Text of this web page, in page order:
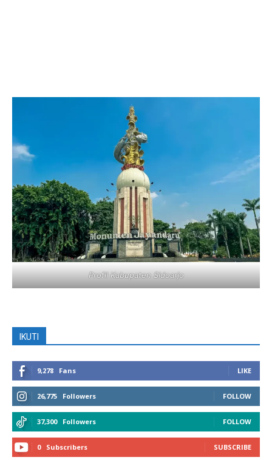
Profil Kabupaten Sidoarjo
IKUTI
9,278 Fans LIKE
26,775 Followers FOLLOW
37,300 Followers FOLLOW
0 Subscribers SUBSCRIBE